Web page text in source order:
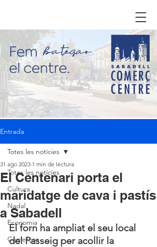
Entrada
Totes les notícies
Cultura
Nadal
Economia
Comerços
Totes les notícies
El Centenari porta el
maridatge de cava i pastís
a Sabadell
31 ago 2023 1 min de lectura
El forn ha ampliat el seu local
del Passeig per acollir la